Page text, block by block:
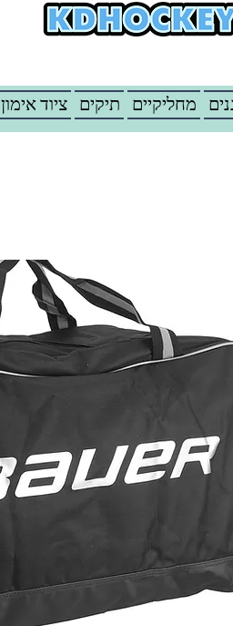
מחליקיים תיקים ציוד אימון